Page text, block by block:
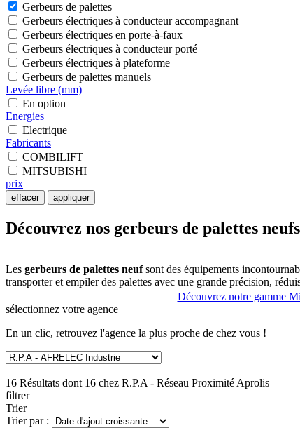
Gerbeurs de palettes
Gerbeurs électriques à conducteur accompagnant
Gerbeurs électriques en porte-à-faux
Gerbeurs électriques à conducteur porté
Gerbeurs électriques à plateforme
Gerbeurs de palettes manuels
Levée libre (mm)
En option
Energies
Electrique
Fabricants
COMBILIFT
MITSUBISHI
prix
effacer appliquer
Découvrez nos gerbeurs de palettes neufs
Les gerbeurs de palettes neufsont des équipements
transporter et empiler des palettes avec une grande précision,
ARRAS, nous proposons une large gamme de gerbeurs de
Nosgerbeurs de palettes multimarqueneuf sont disponibles en
les petites charges ou les tâches ponctuelles, tandis que les
de travailler efficacement dans des espaces restreints, comme les
La sécurité est primordiale dans toutes les opérations de
stabilisateurs de charge. Ces dispositifs garantissent une
contribue également à réduire la fatigue des opérateurs, ce qui
Découvrez notre gamme
sélectionnez votre agence
En un clic, retrouvez l'agence la plus proche de chez vous !
16 Résultats dont 16 chez R.P.A - Réseau Proximité Aprolis
filtrer
Trier
Trier par :